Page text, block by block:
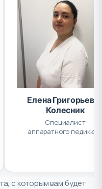
Елена
Колесник
Специалист
аппаратного
с которым вам будет